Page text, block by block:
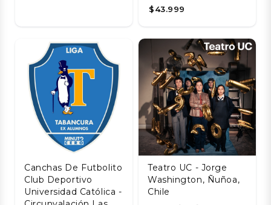
$43.999
Canchas De Futbolito
Club Deportivo
Universidad Católica -
Teatro UC - Jorge
Washington, Ñuñoa,
Chile